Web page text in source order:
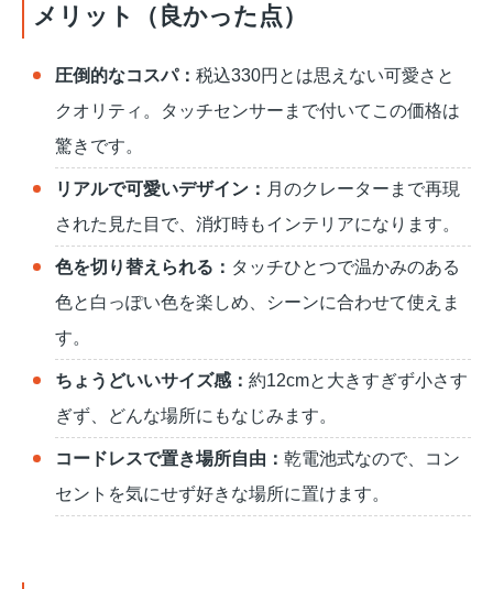
メリット（良かった点）
圧倒的なコスパ： 税込330円とは思えない可愛さと
クオリティ。タッチセンサーまで付いてこの価格は
驚きです。
リアルで可愛いデザイン： 月のクレーターまで再現
された見た目で、消灯時もインテリアになります。
色を切り替えられる： タッチひとつで温かみのある
色と白っぽい色を楽しめ、シーンに合わせて使えま
す。
ちょうどいいサイズ感： 約12cmと大きすぎず小さす
ぎず、どんな場所にもなじみます。
コードレスで置き場所自由： 乾電池式なので、コン
セントを気にせず好きな場所に置けます。